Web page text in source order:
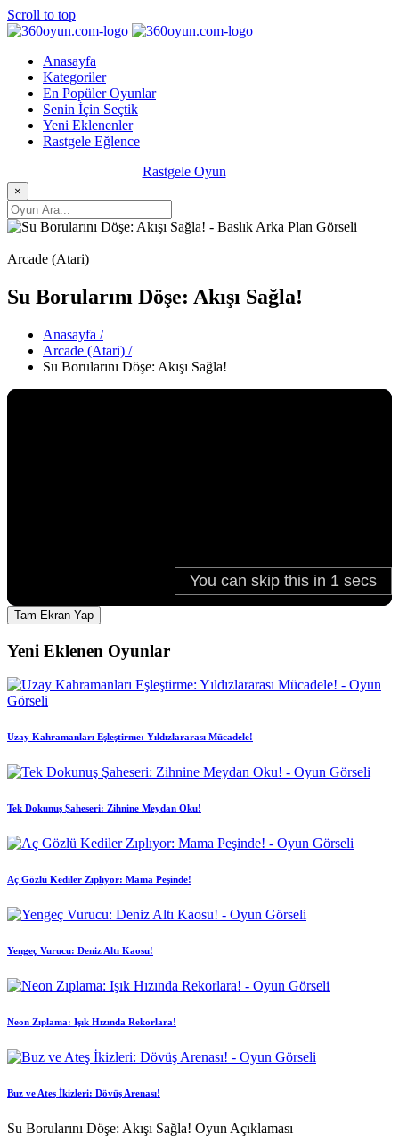
Scroll to top
Anasayfa
Kategoriler
En Popüler Oyunlar
Senin İçin Seçtik
Yeni Eklenenler
Rastgele Eğlence
Rastgele Oyun
×
Arcade (Atari)
Su Borularını Döşe: Akışı Sağla!
Anasayfa /
Arcade (Atari) /
Su Borularını Döşe: Akışı Sağla!
Tam Ekran Yap
Yeni Eklenen Oyunlar
Uzay Kahramanları Eşleştirme: Yıldızlararası Mücadele!
Tek Dokunuş Şaheseri: Zihnine Meydan Oku!
Aç Gözlü Kediler Zıplıyor: Mama Peşinde!
Yengeç Vurucu: Deniz Altı Kaosu!
Neon Zıplama: Işık Hızında Rekorlara!
Buz ve Ateş İkizleri: Dövüş Arenası!
Su Borularını Döşe: Akışı Sağla! Oyun Açıklaması